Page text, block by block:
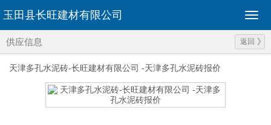
玉田县长旺建材有限公司
供应信息 返回
天津多孔水泥砖-长旺建材有限公司 -天津多孔水泥砖报价